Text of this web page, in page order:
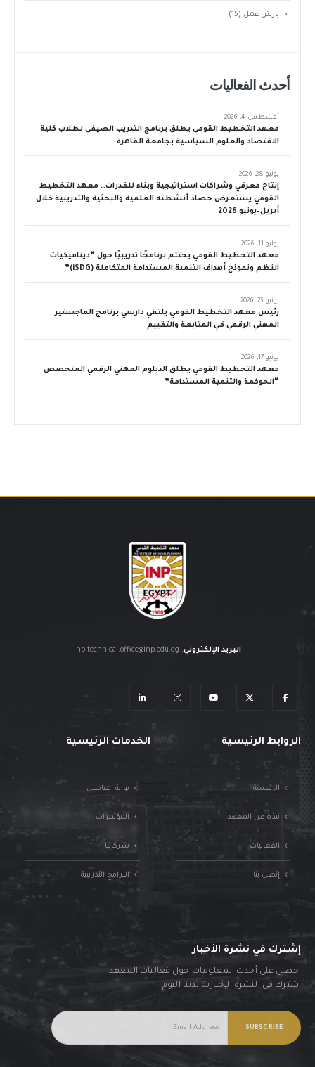
ورش عمل (15)
أحدث الفعاليات
معهد التخطيط القومي يطلق برنامج التدريب الصيفي لطلاب كلية
الاقتصاد والعلوم السياسية بجامعة القاهرة
أغسطس 4, 2026
إنتاج معرفي وشراكات استراتيجية وبناء للقدرات… معهد التخطيط
القومي يستعرض حصاد أنشطته العلمية والبحثية والتدريبية خلال
أبريل–يونيو 2026
يوليو 28, 2026
معهد التخطيط القومي يختتم برنامجًا تدريبيًا حول “ديناميكيات
النظم ونموذج أهداف التنمية المستدامة المتكاملة (iSDG)”
يوليو 11, 2026
رئيس معهد التخطيط القومي يلتقي دارسي برنامج الماجستير
المهني الرقمي في المتابعة والتقييم
يونيو 23, 2026
معهد التخطيط القومي يطلق الدبلوم المهني الرقمي المتخصص
“الحوكمة والتنمية المستدامة”
يونيو 17, 2026
البريد الإلكتروني:
inp.technical.office@inp.edu.eg
الروابط الرئيسية
الرئيسية
نبذة عن المعهد
الفعاليات
إتصل بنا
الخدمات الرئيسية
بوابة العاملين
المؤتمرات
شركائنا
البرامج التدريبية
إشترك في نشرة الأخبار
احصل على أحدث المعلومات حول فعاليات المعهد.
اشترك في النشرة الإخبارية لدينا اليوم.